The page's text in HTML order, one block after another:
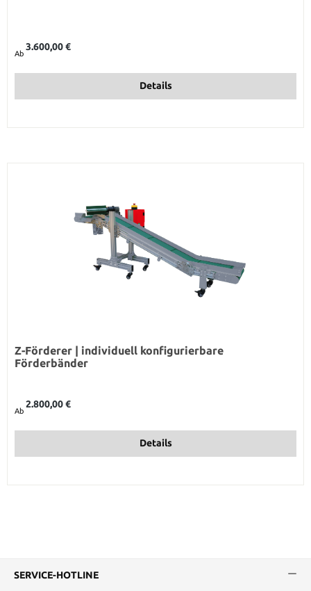
Ab
3.600,00 €
Details
Z-Förderer | individuell konfigurierbare
Förderbänder
Ab
2.800,00 €
Details
SERVICE-HOTLINE